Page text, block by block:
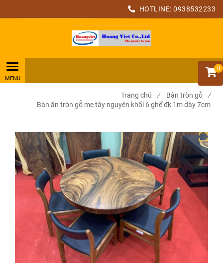
HOTLINE: 0938532233
0
Trang chủ / Bàn tròn gỗ
/
Bàn ăn tròn gỗ me tây nguyên khối 6 ghế đk 1m dày 7cm